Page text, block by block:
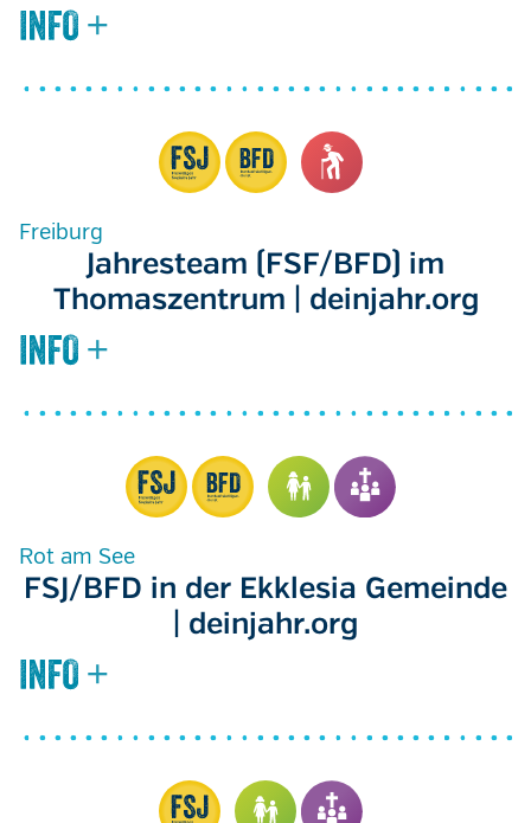
Freiburg
Jahresteam (FSF/BFD) im
Thomaszentrum | deinjahr.org
Rot am See
FSJ/BFD in der Ekklesia Gemeinde
| deinjahr.org